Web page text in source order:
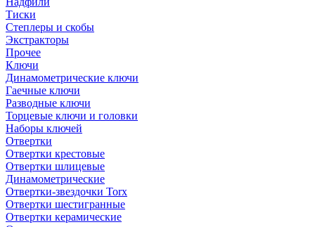
Тиски
Степлеры и скобы
Экстракторы
Прочее
Ключи
Динамометрические ключи
Гаечные ключи
Разводные ключи
Торцевые ключи и головки
Наборы ключей
Отвертки
Отвертки крестовые
Отвертки шлицевые
Динамометрические
Отвертки-звездочки Torx
Отвертки шестигранные
Отвертки керамические